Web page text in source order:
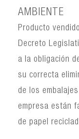
AMBIENTE
Producto
Decreto
a la obligación
su correcta
de los
empresa están
de papel